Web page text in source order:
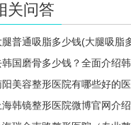
关问答
海韩镜整形医院微博官网介绍